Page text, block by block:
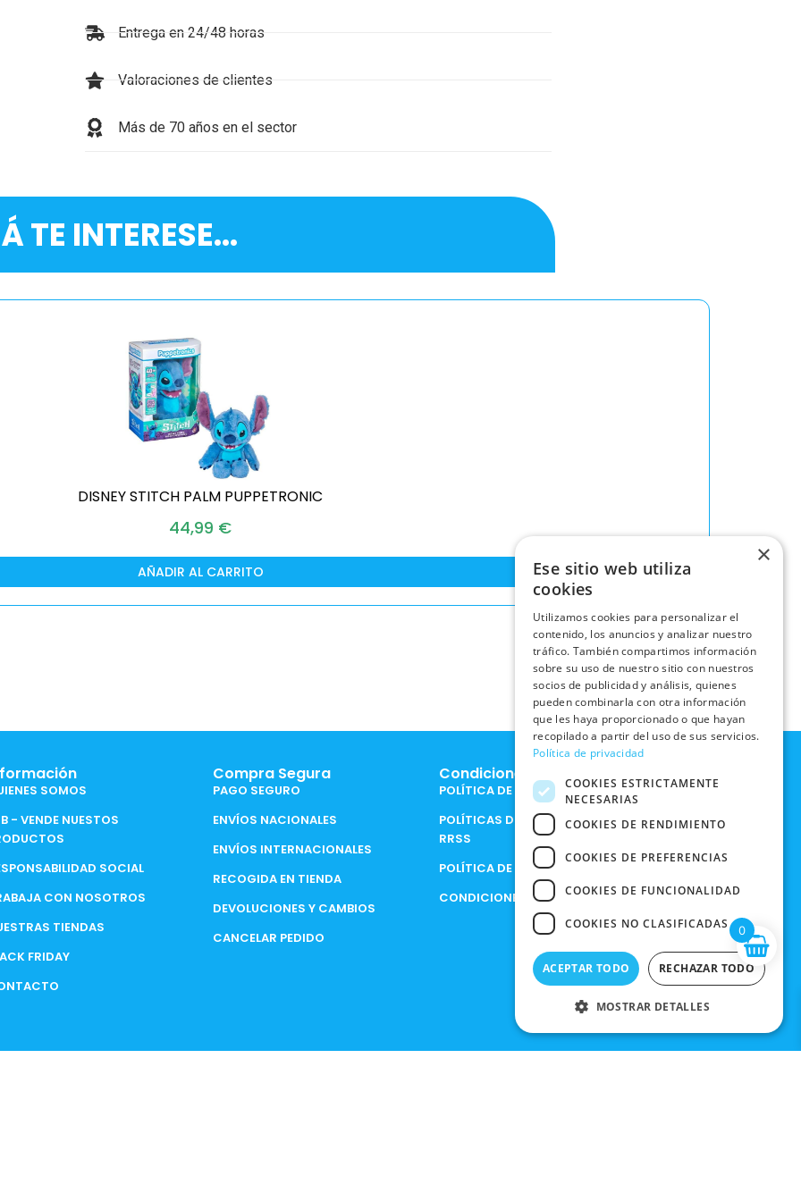
Entrega en 24/48 horas
Valoraciones de clientes
Más de 70 años en el sector
TE INTERESE...
DISNEY STITCH PALM PUPPETRONIC
44,99 €
AÑADIR AL CARRITO
SOMOS
- VENDE NUESTOS
SOCIAL
CON NOSOTROS
TIENDAS
FRIDAY
Compra Segura
PAGO SEGURO
ENVÍOS NACIONALES
ENVÍOS INTERNACIONALES
RECOGIDA EN TIENDA
DEVOLUCIONES Y CAMBIOS
CANCELAR PEDIDO
Condiciones Legales
POLÍTICA DE COOKIES
POLÍTICAS DE PRIVACIDAD EN
RRSS
POLÍTICA DE PRIVACIDAD
CONDICIONES DE COMPRA
0
×
Ese sitio web utiliza
cookies
Utilizamos cookies para personalizar el
contenido, los anuncios y analizar nuestro
tráfico. También compartimos información
sobre su uso de nuestro sitio con nuestros
socios de publicidad y análisis, quienes
pueden combinarla con otra información
que les haya proporcionado o que hayan
recopilado a partir del uso de sus servicios.
Política de privacidad
COOKIES ESTRICTAMENTE
NECESARIAS
COOKIES DE RENDIMIENTO
COOKIES DE PREFERENCIAS
COOKIES DE FUNCIONALIDAD
COOKIES NO CLASIFICADAS
ACEPTAR TODO RECHAZAR TODO
MOSTRAR DETALLES